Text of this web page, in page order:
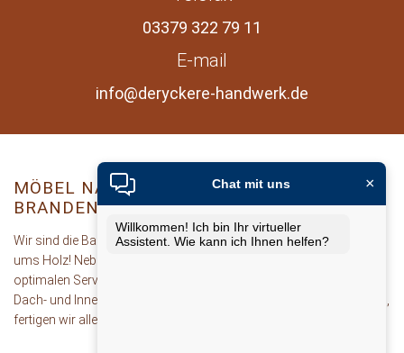
03379 322 79 11
E-mail
info@deryckere-handwerk.de
MÖBEL NACH MASS BERLIN B
RANDENBURG
Wir sind die Bau- und Möbeltischler in Berlin für Ihre Wünsche rund
ums Holz! Neben einer ausgezeichneten Beratung Bieten wir Ihnen
optimalen Service und exzellente handwerkliche Leistungen. Vom
Dach- und Innenausbau, über Fenster und Türen, bis hin zu Möbeln,
fertigen wir alles nach Ihrem individuellen Wünschen.
Chat mit uns ×
Willkommen! Ich bin Ihr virtueller
Assistent. Wie kann ich Ihnen helfen?